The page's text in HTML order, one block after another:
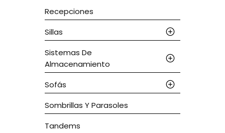
Recepciones
Sillas
Sistemas De
Almacenamiento
Sofás
Sombrillas Y Parasoles
Tandems